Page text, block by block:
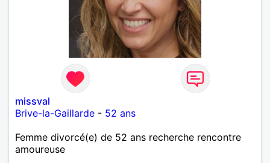
missval
Brive-la-Gaillarde - 52 ans
Femme divorcé(e) de 52 ans recherche rencontre
amoureuse